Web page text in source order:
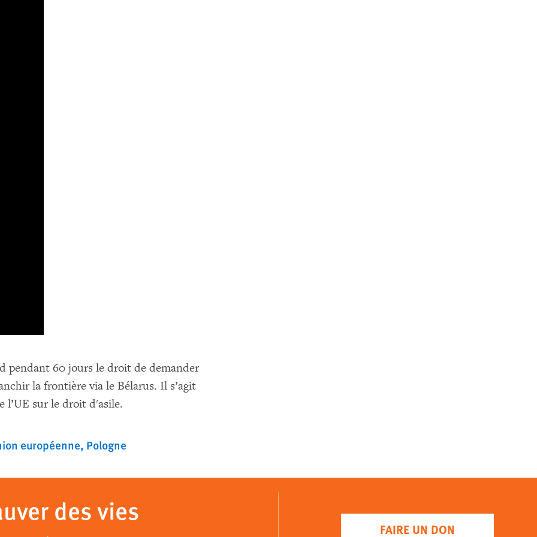
pendant 60 jours le droit de demander
la frontière via le Bélarus. Il s’agit
l’UE sur le droit d'asile.
européenne Pologne
des vies
FAIRE UN DON